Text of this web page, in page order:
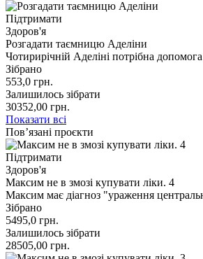
Підтримати
Здоров'я
Розгадати таємницю Аделіни
Чотирирічній Аделіні потрібна
Зібрано
553,0 грн.
Залишилось зібрати
30352,00 грн.
Показати всі
Пов’язані проєкти
Підтримати
Здоров'я
Максим не в змозі купувати ліки. 4
Максим має діагноз "ураження
Зібрано
5495,0 грн.
Залишилось зібрати
28505,00 грн.